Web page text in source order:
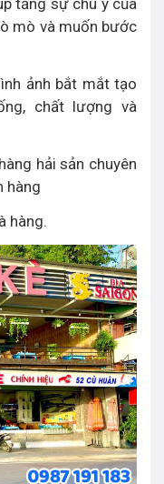
mò và muốn bước
ảnh bắt mắt tạo
chất lượng và
hải sản chuyên
hàng
hàng.